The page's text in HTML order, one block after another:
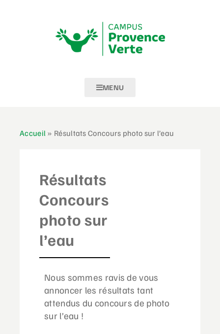
MENU
Accueil » Résultats Concours photo sur l’eau
Résultats
Concours
photo sur
l’eau
Nous sommes ravis de vous
annoncer les résultats tant
attendus du concours de photo
sur l’eau !